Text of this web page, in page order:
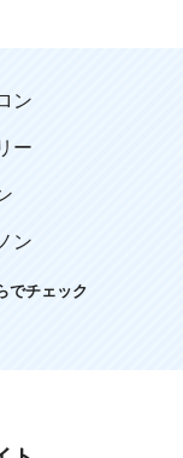
こから始まる青春
白い。主人公には元
と同じ年の青年にな
のやりとりが最高
ン
ー
ン
でチェック